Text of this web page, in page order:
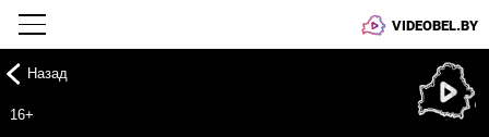
VIDEOBEL.BY
Назад
16+